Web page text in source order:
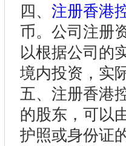
四、 注册香港
币。公司注册
以根据公司的
境内投资，实
五、注册香港
的股东，可以
护照或身份证